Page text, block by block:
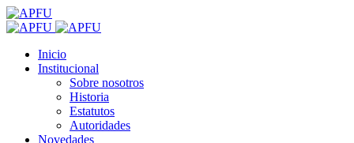
Inicio
Institucional
Sobre nosotros
Historia
Estatutos
Autoridades
Novedades